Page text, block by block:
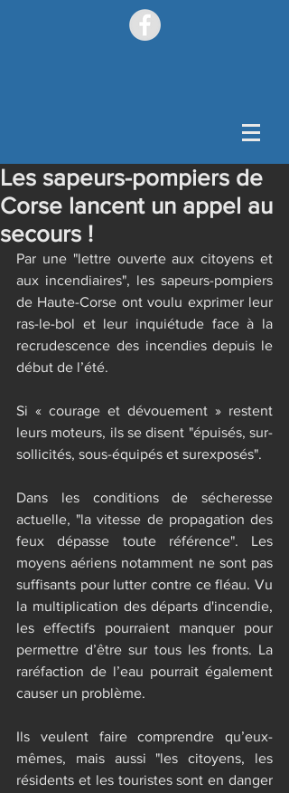
Les sapeurs-pompiers de
Corse lancent un appel au
secours !
Par une "lettre ouverte aux citoyens et
aux incendiaires", les sapeurs-pompiers
de Haute-Corse ont voulu exprimer leur
ras-le-bol et leur inquiétude face à la
recrudescence des incendies depuis le
début de l’été.
Si « courage et dévouement » restent
leurs moteurs, ils se disent "épuisés, sur-
sollicités, sous-équipés et surexposés".
Dans les conditions de sécheresse
actuelle, "la vitesse de propagation des
feux dépasse toute référence". Les
moyens aériens notamment ne sont pas
suffisants pour lutter contre ce fléau. Vu
la multiplication des départs d'incendie,
les effectifs pourraient manquer pour
permettre d’être sur tous les fronts. La
raréfaction de l’eau pourrait également
causer un problème.
Ils veulent faire comprendre qu’eux-
mêmes, mais aussi "les citoyens, les
résidents et les touristes sont en danger